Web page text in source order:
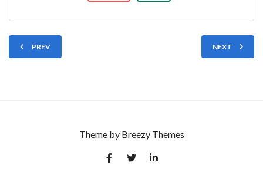
PREV NEXT
Theme by Breezy Themes